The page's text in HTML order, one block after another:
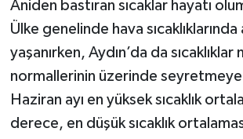
Aniden bastıran sıcaklar hayatı
Ülke genelinde hava sıcaklıklarında
yaşanırken, Aydın’da da sıcaklıklar
normallerinin üzerinde seyretmeye
Haziran ayı en yüksek sıcaklık
derece, en düşük sıcaklık